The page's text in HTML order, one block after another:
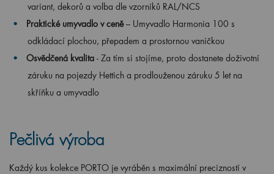
variant, dekorů a volba dle vzorníků RAL/NCS
Praktické umyvadlo v ceně – Umyvadlo Harmonia 100 s
odkládací plochou, přepadem a prostornou vaničkou
Osvědčená kvalita - Za tím si stojíme, proto dostanete doživotní
záruku na pojezdy Hettich a prodlouženou záruku 5 let na
skříňku a umyvadlo
Pečlivá výroba
Každý kus kolekce PORTO je vyráběn s maximální precizností v